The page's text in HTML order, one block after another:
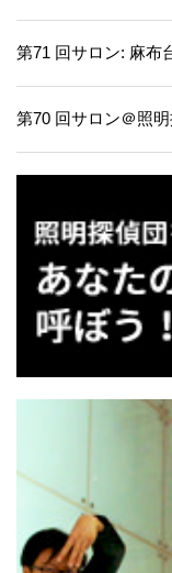
第71 回サロン: 麻布
第70 回サロン＠照